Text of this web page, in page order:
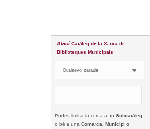
Aladí Catàleg de la Xarxa de
Biblioteques Municipals
Podeu limitar la cerca a un Subcatàleg
o bé a una Comarca, Municipi o